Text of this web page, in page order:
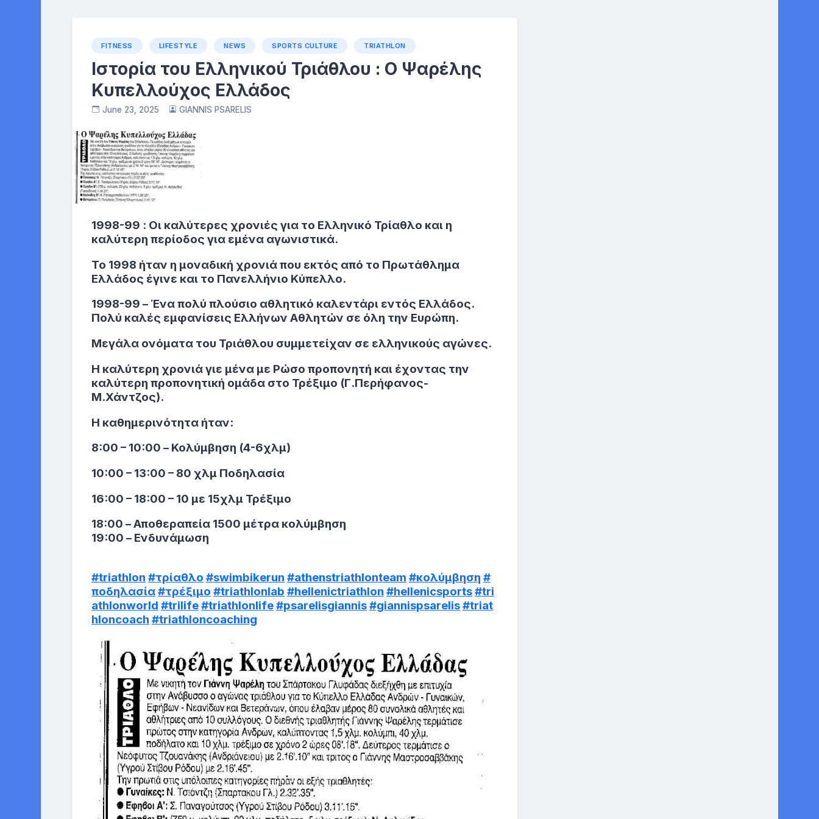
FITNESS LIFESTYLE NEWS SPORTS CULTURE TRIATHLON
Ιστορία του Ελληνικού Τριάθλου : O Ψαρέλης
Κυπελλούχος Ελλάδος
June 23, 2025 GIANNIS PSARELIS
1998-99 : Οι καλύτερες χρονιές για το Ελληνικό Τρίαθλο και η
καλύτερη περίοδος για εμένα αγωνιστικά.
Το 1998 ήταν η μοναδική χρονιά που εκτός από το Πρωτάθλημα
Ελλάδος έγινε και το Πανελλήνιο Κύπελλο.
1998-99 – Ένα πολύ πλούσιο αθλητικό καλεντάρι εντός Ελλάδος.
Πολύ καλές εμφανίσεις Ελλήνων Αθλητών σε όλη την Ευρώπη.
Μεγάλα ονόματα του Τριάθλου συμμετείχαν σε ελληνικούς αγώνες.
Η καλύτερη χρονιά γιε μένα με Ρώσο προπονητή και έχοντας την
καλύτερη προπονητική ομάδα στο Τρέξιμο (Γ.Περήφανος-
Μ.Χάντζος).
Η καθημερινότητα ήταν:
8:00 – 10:00 – Κολύμβηση (4-6χλμ)
10:00 – 13:00 – 80 χλμ Ποδηλασία
16:00 – 18:00 – 10 με 15χλμ Τρέξιμο
18:00 – Αποθεραπεία 1500 μέτρα κολύμβηση
19:00 – Ενδυνάμωση
#triathlon #τρίαθλο #swimbikerun #athenstriathlonteam #κολύμβηση #
ποδηλασία#τρέξιμο #triathlonlab #hellenictriathlon #hellenicsports#tri
athlonworld #trilife#triathlonlife#psarelisgiannis#giannispsarelis#triat
hloncoach #triathloncoaching